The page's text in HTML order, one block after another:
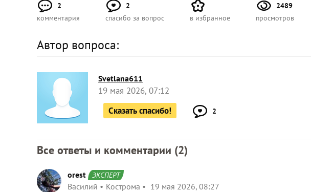
2
комментария
2
спасибо за вопрос
в избранное
2489
просмотров
Автор вопроса:
Svetlana611
19 мая 2026, 07:12
Сказать спасибо!
2
Все ответы и комментарии (2)
orest ЭКСПЕРТ
Василий Кострома 19 мая 2026, 08:27